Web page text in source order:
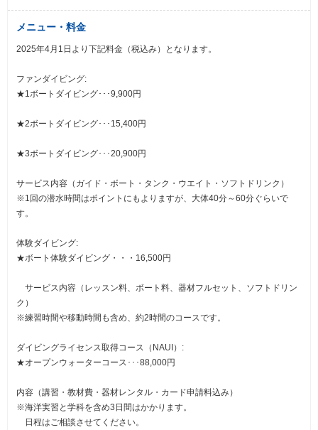
メニュー・料金
2025年4月1日より下記料金（税込み）となります。
ファンダイビング:
★1ボートダイビング･･･9,900円
★2ボートダイビング･･･15,400円
★3ボートダイビング･･･20,900円
サービス内容（ガイド・ボート・タンク・ウエイト・ソフトドリンク）
※1回の潜水時間はポイントにもよりますが、大体40分～60分ぐらいで
す。
体験ダイビング:
★ボート体験ダイビング・・・16,500円
サービス内容（レッスン料、ボート料、器材フルセット、ソフトドリン
ク）
※練習時間や移動時間も含め、約2時間のコースです。
ダイビングライセンス取得コース（NAUI）:
★オープンウォーターコース･･･88,000円
内容（講習・教材費・器材レンタル・カード申請料込み）
※海洋実習と学科を含め3日間はかかります。
日程はご相談させてください。